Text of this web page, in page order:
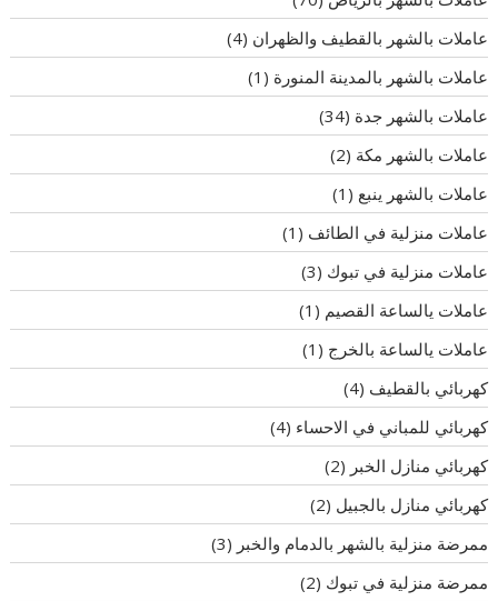
عاملات بالشهر بالقطيف والظهران (4)
عاملات بالشهر بالمدينة المنورة (1)
عاملات بالشهر جدة (34)
عاملات بالشهر مكة (2)
عاملات بالشهر ينبع (1)
عاملات منزلية في الطائف (1)
عاملات منزلية في تبوك (3)
عاملات يالساعة القصيم (1)
عاملات يالساعة بالخرج (1)
كهربائي بالقطيف (4)
كهربائي للمباني في الاحساء (4)
كهربائي منازل الخبر (2)
كهربائي منازل بالجبيل (2)
ممرضة منزلية بالشهر بالدمام والخبر (3)
ممرضة منزلية في تبوك (2)